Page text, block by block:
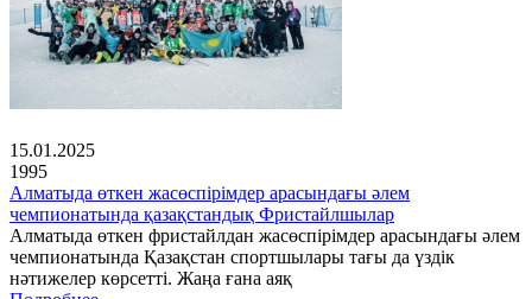
15.01.2025
1995
Алматыда өткен жасөспірімдер арасындағы әлем
чемпионатында қазақстандық Фристайлшылар
Алматыда өткен фристайлдан жасөспірімдер арасындағы әлем
чемпионатында Қазақстан спортшылары тағы да үздік
нәтижелер көрсетті. Жаңа ғана аяқ